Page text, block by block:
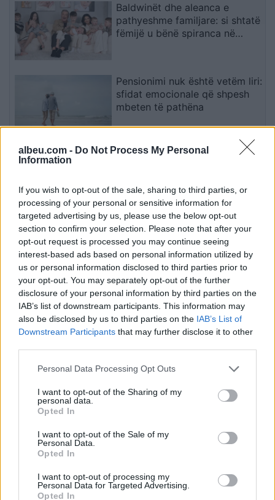
albeu.com - Do Not Process My Personal
Information
If you wish to opt-out of the sale, sharing to third parties, or
processing of your personal or sensitive information for
targeted advertising by us, please use the below opt-out
section to confirm your selection. Please note that after your
opt-out request is processed you may continue seeing
interest-based ads based on personal information utilized by
us or personal information disclosed to third parties prior to
your opt-out. You may separately opt-out of the further
disclosure of your personal information by third parties on the
IAB’s list of downstream participants. This information may
also be disclosed by us to third parties on the IAB’s List of
Downstream Participants that may further disclose it to other
Personal Data Processing Opt Outs
I want to opt-out of the Sharing of my
personal data.
Opted In
I want to opt-out of the Sale of my
Personal Data.
Opted In
I want to opt-out of processing my
Personal Data for Targeted Advertising.
Opted In
Baldwinët dhe aleanca e
pathyeshme familjare: si shtatë
fëmijë u bënë spiranca në
Pensionimi nuk është vetëm liri:
sfidat emocionale që shpesh
mbeten të pathëna
Senatorë amerikanë kërkojnë
Sërpska
Esim for Global
for Turkey|Esim for Germany|Esim for Greece |
for Asia|Esim for World Cup 2026